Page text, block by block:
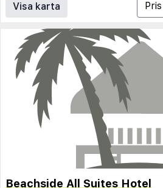
Visa karta
Beachside All Suites Hotel